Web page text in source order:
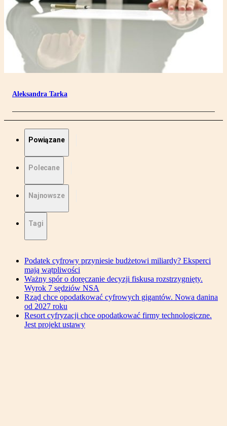
Aleksandra Tarka
Powiązane
Polecane
Najnowsze
Tagi
Podatek cyfrowy przyniesie budżetowi miliardy? Eksperci
mają wątpliwości
Ważny spór o doręczanie decyzji fiskusa rozstrzygnięty.
Wyrok 7 sędziów NSA
Rząd chce opodatkować cyfrowych gigantów. Nowa danina
od 2027 roku
Resort cyfryzacji chce opodatkować firmy technologiczne.
Jest projekt ustawy